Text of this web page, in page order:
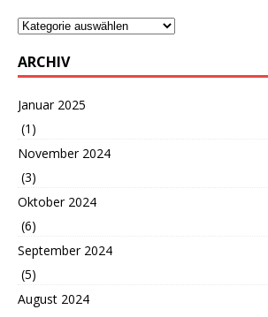
ARCHIV
Januar 2025
(1)
November 2024
(3)
Oktober 2024
(6)
September 2024
(5)
August 2024